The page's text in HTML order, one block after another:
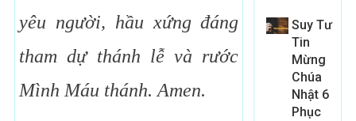
yêu người, hầu xứng đáng
tham dự thánh lễ và rước
Mình Máu thánh. Amen.
Suy Tư
Tin
Mừng
Chúa
Nhật 6
Phục